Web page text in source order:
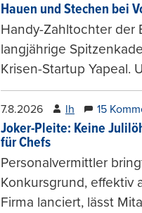
Hauen und Stechen bei
Handy-Zahltochter der
langjährige
Krisen-Startup Yapeal.
7.8.2026 lh 15
Joker-Pleite: Keine
für Chefs
Personalvermittler
Konkursgrund, effektiv
Firma lanciert, lässt